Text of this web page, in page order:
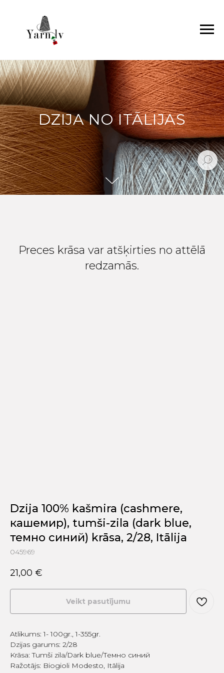
DZIJA NO ITĀLIJAS
Preces krāsa var atšķirties no attēlā
redzamās.
Dzija 100% kašmira (cashmere,
кашемир), tumši-zila (dark blue,
темно синий) krāsa, 2/28, Itālija
045969
21,00 €
Veikt pasutījumu
Atlikums: 1- 100gr., 1-355gr.
Dzijas garums: 2/28
Krāsa: Tumši zila/Dark blue/Темно синий
Ražotājs: Biogioli Modesto, Itālija